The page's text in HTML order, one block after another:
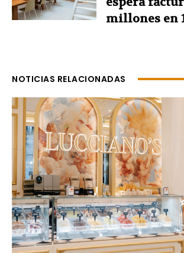
millones en
NOTICIAS RELACIONADAS